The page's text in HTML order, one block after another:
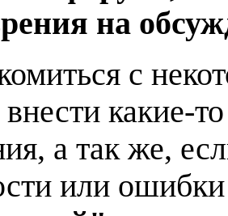
на
с
какие-
а так же,
или